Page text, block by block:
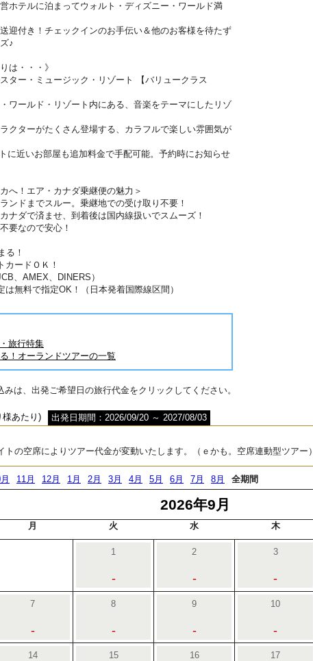
ホテルに泊まってウォルト・ディズニー・ワールド満
迎付き！チェックインのお手伝い＆他のお客様を待たず
♪
は・・・》
ター・ミュージック・リゾート 【バリュークラス
ワールド・リゾート内にある、音楽をテーマにしたリゾ
クターがたくさん登場する、カラフルで楽しい雰囲気が
に近いお部屋も追加料金で手配可能。予約時にお知らせ
へ！エア・カナダ乗継便の魅力＞
ンドまでスルー。乗継地での受け取り不要！
ナダで済ませ、到着後は国内線扱いでスムーズ！
要なので安心！
る！
カードＯＫ！
、AMEX、DINERS）
は無料で指定OK！（日本発着国際線区間）
旅行特集
！オーランドツアーの一覧
みは、出発ご希望日の旅行代金をクリックしてください。
様あたり)
出発日期間：2026/09/20 ～ 2027/08/03
トの空席によりツアー代金が変動いたします。（ｅかも。空席連動型ツアー）
11月 12月 1月 2月 3月 4月 5月 6月 7月 8月 全期間
2026年9月
月 火 水 木
1
-
2
-
3
-
7
-
8
-
9
-
10
-
14 15 16 17